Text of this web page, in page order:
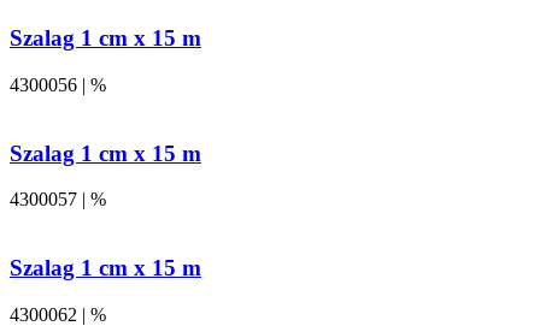
Szalag 1 cm x 15 m
4300056 | %
Szalag 1 cm x 15 m
4300057 | %
Szalag 1 cm x 15 m
4300062 | %